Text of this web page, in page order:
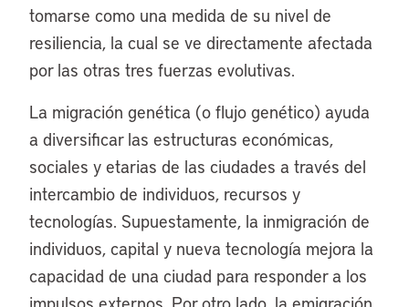
tomarse como una medida de su nivel de
resiliencia, la cual se ve directamente afectada
por las otras tres fuerzas evolutivas.
La migración genética (o flujo genético) ayuda
a diversificar las estructuras económicas,
sociales y etarias de las ciudades a través del
intercambio de individuos, recursos y
tecnologías. Supuestamente, la inmigración de
individuos, capital y nueva tecnología mejora la
capacidad de una ciudad para responder a los